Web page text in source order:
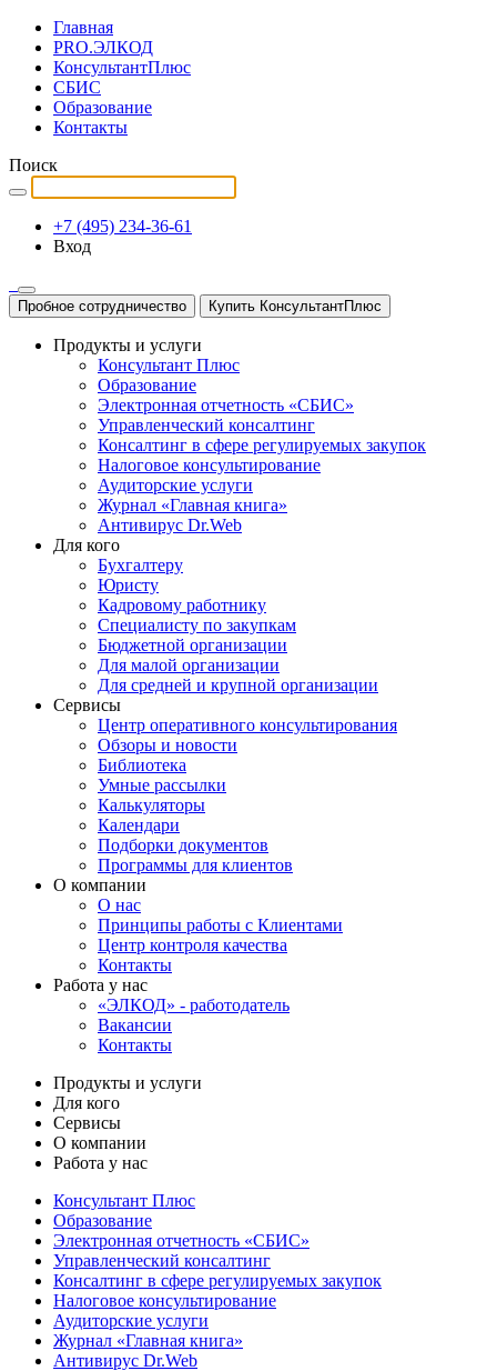
Главная
PRO.ЭЛКОД
КонсультантПлюс
СБИС
Образование
Контакты
Поиск
+7 (495) 234-36-61
Вход
Пробное сотрудничество Купить КонсультантПлюс
Продукты и услуги
Консультант Плюс
Образование
Электронная отчетность «СБИС»
Управленческий консалтинг
Консалтинг в сфере регулируемых закупок
Налоговое консультирование
Аудиторские услуги
Журнал «Главная книга»
Антивирус Dr.Web
Для кого
Бухгалтеру
Юристу
Кадровому работнику
Специалисту по закупкам
Бюджетной организации
Для малой организации
Для средней и крупной организации
Сервисы
Центр оперативного консультирования
Обзоры и новости
Библиотека
Умные рассылки
Калькуляторы
Календари
Подборки документов
Программы для клиентов
О компании
О нас
Принципы работы с Клиентами
Центр контроля качества
Контакты
Работа у нас
«ЭЛКОД» - работодатель
Вакансии
Контакты
Продукты и услуги
Для кого
Сервисы
О компании
Работа у нас
Консультант Плюс
Образование
Электронная отчетность «СБИС»
Управленческий консалтинг
Консалтинг в сфере регулируемых закупок
Налоговое консультирование
Аудиторские услуги
Журнал «Главная книга»
Антивирус Dr.Web